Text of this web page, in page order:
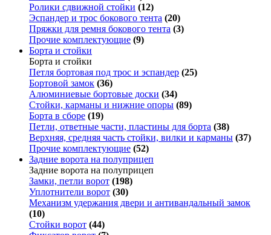
Ролики сдвижной стойки (12)
Эспандер и трос бокового тента (20)
Пряжки для ремня бокового тента (3)
Прочие комплектующие (9)
Борта и стойки
Борта и стойки
Петля бортовая под трос и эспандер (25)
Бортовой замок (36)
Алюминиевые бортовые доски (34)
Стойки, карманы и нижние опоры (89)
Борта в сборе (19)
Петли, ответные части, пластины для борта (38)
Верхняя, средняя часть стойки, вилки и карманы (37)
Прочие комплектующие (52)
Задние ворота на полуприцеп
Задние ворота на полуприцеп
Замки, петли ворот (198)
Уплотнители ворот (30)
Механизм удержания двери и антивандальный замок
(10)
Стойки ворот (44)